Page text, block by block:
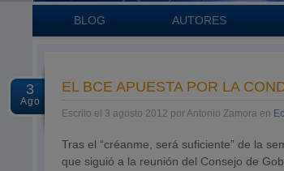
BLOG AUTORES
3
Ago
EL BCE APUESTA POR LA
Escrito el 3 agosto 2012 por Antonio Zamora en
Tras el “créanme, será suficiente” de la
que siguió a la reunión del Consejo de